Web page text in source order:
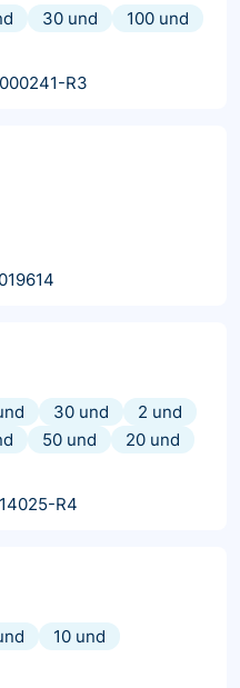
30 und
100 und
R3
30 und
2 und
50 und
20 und
R4
10 und